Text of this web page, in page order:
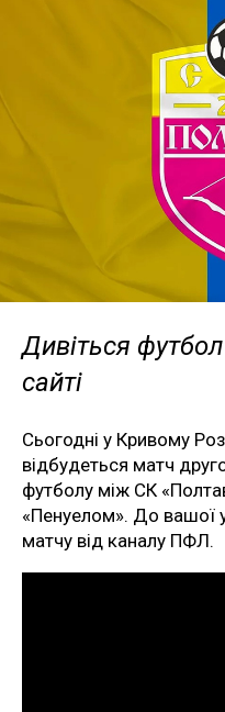
Дивіться
сайті
Сьогодні у Кривому
відбудеться матч
футболу між СК
«Пенуелом». До вашої
матчу від каналу ПФЛ.